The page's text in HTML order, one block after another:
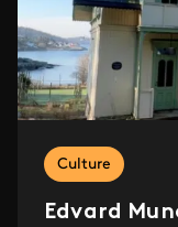
Culture
Edvard